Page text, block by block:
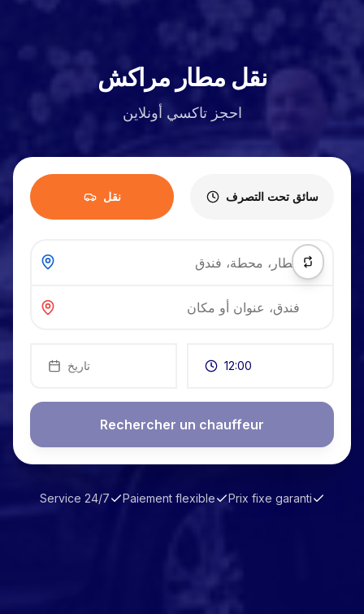
نقل مطار مراكش
احجز تاكسي أونلاين
نقل سائق تحت التصرف
تاريخ 12:00
Rechercher un chauffeur
Prix fixe garanti
Paiement flexible
Service 24/7